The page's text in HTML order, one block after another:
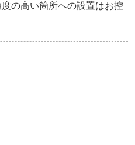
の高い箇所への設置はお控